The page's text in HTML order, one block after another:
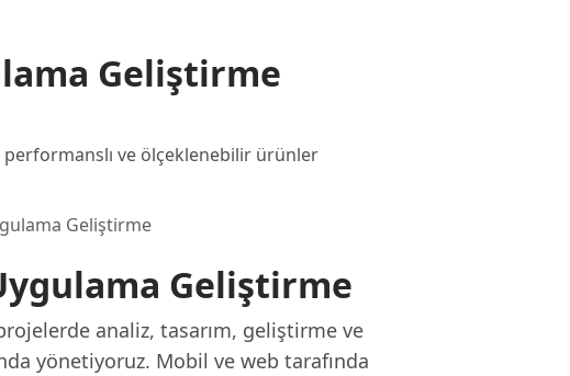
Geliştirme
performanslı ve ölçeklenebilir ürünler
Geliştirme
Geliştirme
analiz, tasarım, geliştirme ve
yönetiyoruz. Mobil ve web tarafında